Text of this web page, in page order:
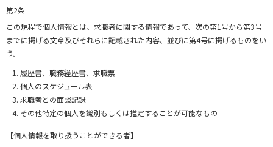
第2条
この規程で個人情報とは、求職者に関する情報であって、次の第1号から第3号
までに掲げる文章及びそれらに記載された内容、並びに第4号に掲げるものをい
う。
履歴書、職務経歴書、求職票
個人のスケジュール表
求職者との面談記録
その他特定の個人を識別もしくは推定することが可能なもの
【個人情報を取り扱うことができる者】